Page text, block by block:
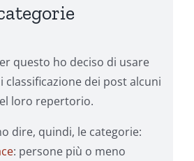
questo ho deciso di usare
classificazione dei post alcuni
loro repertorio.
dire, quindi, le categorie:
: persone più o meno